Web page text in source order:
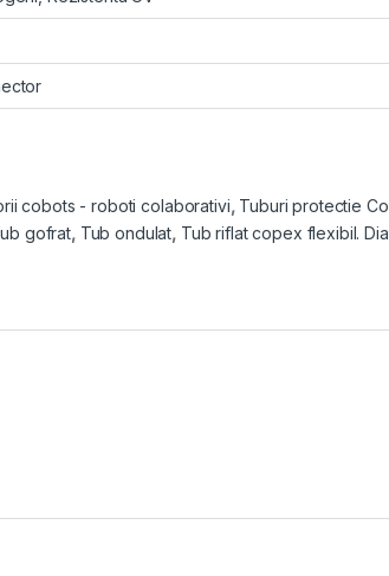
cobots - roboti colaborativi, Tuburi protectie
gofrat, Tub ondulat, Tub riflat copex flexibil.